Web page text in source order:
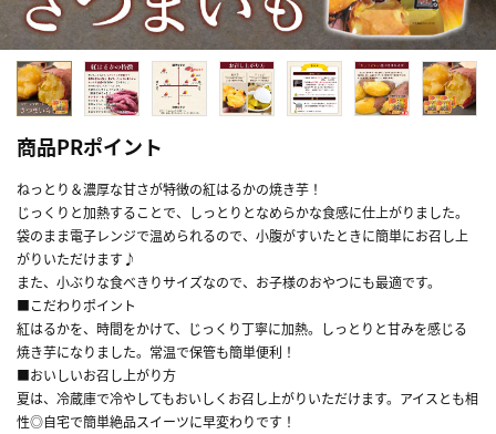
商品PRポイント
ねっとり＆濃厚な甘さが特徴の紅はるかの焼き芋！
じっくりと加熱することで、しっとりとなめらかな食感に仕上がりました。
袋のまま電子レンジで温められるので、小腹がすいたときに簡単にお召し上
がりいただけます♪
また、小ぶりな食べきりサイズなので、お子様のおやつにも最適です。
■こだわりポイント
紅はるかを、時間をかけて、じっくり丁寧に加熱。しっとりと甘みを感じる
焼き芋になりました。常温で保管も簡単便利！
■おいしいお召し上がり方
夏は、冷蔵庫で冷やしてもおいしくお召し上がりいただけます。アイスとも相
性◎自宅で簡単絶品スイーツに早変わりです！